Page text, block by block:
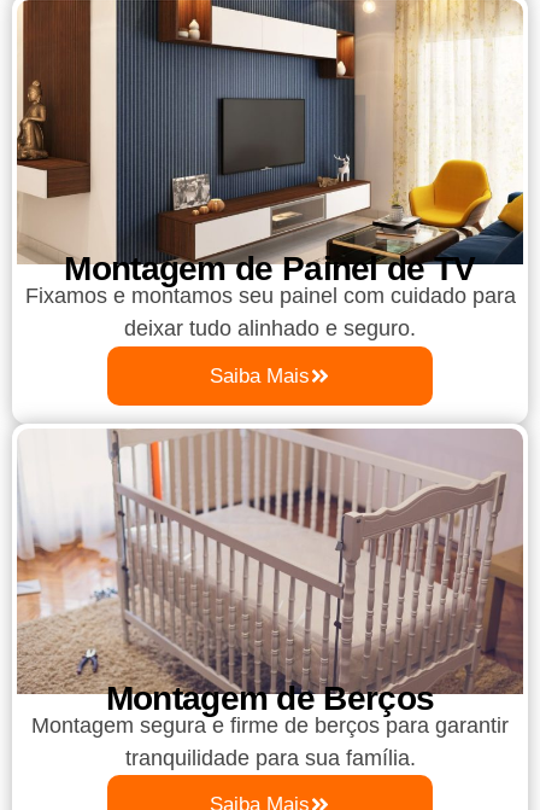
Montagem de Painel de TV
Fixamos e montamos seu painel com cuidado para
deixar tudo alinhado e seguro.
Saiba Mais
Montagem de Berços
Montagem segura e firme de berços para garantir
tranquilidade para sua família.
Saiba Mais